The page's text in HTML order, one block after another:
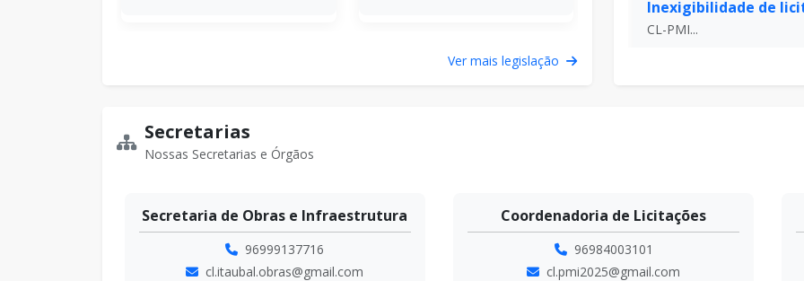
Ver mais legislação
Inexigibilidade de
CL-PMI...
Pregão eletrônico -
CL-PMI...
Abertura: 13/07/2026 às
Secretarias
Nossas Secretarias e Órgãos
Coordenadoria de Licitações
96984003101
cl.pmi2025@gmail.com
Secretaria de Governo
96984180300
secretariadegoverno.pmi@gmail.com